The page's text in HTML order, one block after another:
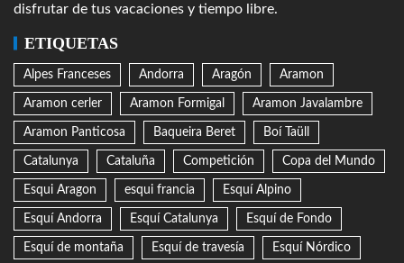
disfrutar de tus vacaciones y tiempo libre.
ETIQUETAS
Alpes Franceses Andorra Aragón Aramon
Aramon cerler Aramon Formigal Aramon Javalambre
Aramon Panticosa Baqueira Beret Boí Taüll
Catalunya Cataluña Competición Copa del Mundo
Esqui Aragon esqui francia Esquí Alpino
Esquí Andorra Esquí Catalunya Esquí de Fondo
Esquí de montaña Esquí de travesía Esquí Nórdico